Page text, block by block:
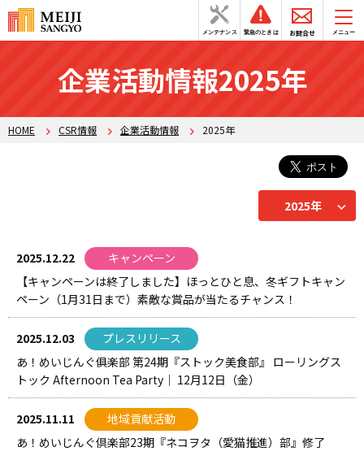
メンテナンス 緊急のときは お問合せ メニュー
企業活動情報2025年
HOME CSR情報 企業活動情報 2025年
2025年
2025.12.22
キャンペーン
【キャンペーンは終了しました】ほっとひと息、冬ギフトキャン
ペーン（1月31日まで）素敵な賞品が当たるチャンス！
2025.12.03
プレスリリース
あ！めいじんぐ俱楽部 第24期『ストック美食部』 ローリングス
トック Afternoon Tea Party｜ 12月12日（金）
2025.11.11
地域貢献活動
あ！めいじんぐ倶楽部23期『ネコヲタ（愛猫推進）部』修了